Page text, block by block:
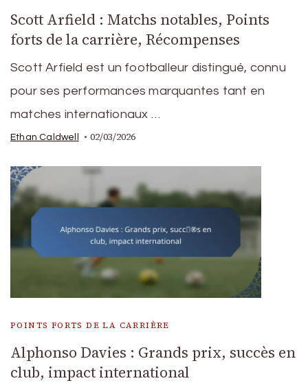
Scott Arfield : Matchs notables, Points
forts de la carrière, Récompenses
Scott Arfield est un footballeur distingué, connu
pour ses performances marquantes tant en
matches internationaux …
Ethan Caldwell 02/03/2026
POINTS FORTS DE LA CARRIÈRE
Alphonso Davies : Grands prix, succès en
club, impact international